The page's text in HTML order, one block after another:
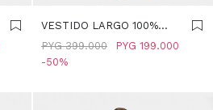
VESTIDO LARGO 100%
LYOCELL - GRISPYG 199.000
PYG 399.000
50